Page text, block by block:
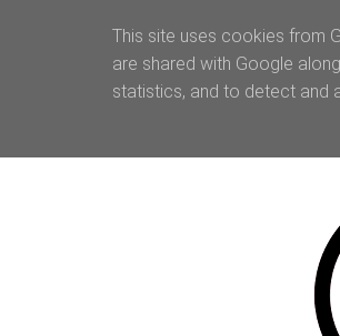
This site uses cookies from
are shared with Google
statistics, and to detect and